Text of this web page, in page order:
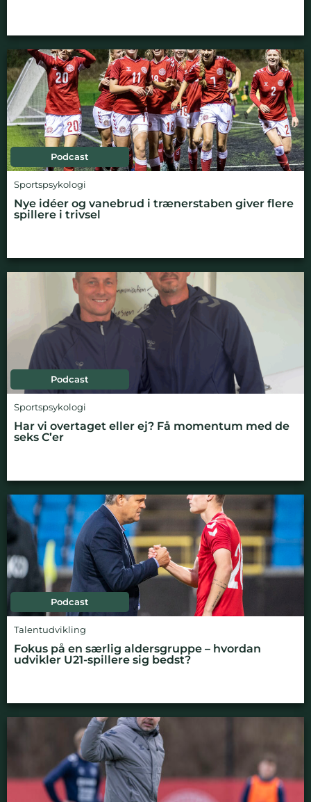
Podcast
Sportspsykologi
Nye idéer og vanebrud i trænerstaben giver flere
spillere i trivsel
Podcast
Sportspsykologi
Har vi overtaget eller ej? Få momentum med de
seks C’er
Podcast
Talentudvikling
Fokus på en særlig aldersgruppe – hvordan
udvikler U21-spillere sig bedst?